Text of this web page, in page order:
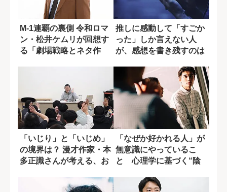
M-1連覇の裏側 令和ロマ
ン・松井ケムリが回想す
る「劇場戦略とネタ作
推しに感動して「すごか
った」しか言えない人
が、感想を書き残すのは
「いじり」と「いじめ」
の境界は？ 漫才作家・本
多正識さんが考える、お
「なぜか好かれる人」が
無意識にやっているこ
と 心理学に基づく“陰